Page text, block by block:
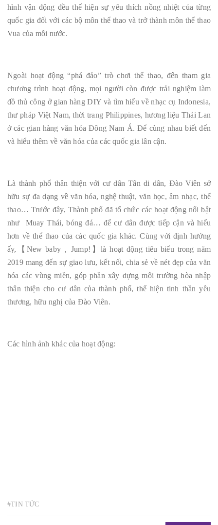
hình vận động đều thể hiện sự yêu thích nồng nhiệt của từng
quốc gia đối với các bộ môn thể thao và trở thành môn thể thao
Vua của mỗi nước.
Ngoài hoạt động “phá đảo” trò chơi thể thao, đến tham gia
chương trình hoạt động, mọi người còn được trải nghiệm làm
đồ thủ công ở gian hàng DIY và tìm hiểu về nhạc cụ Indonesia,
thư pháp Việt Nam, thời trang Philippines, hương liệu Thái Lan
ở các gian hàng văn hóa Đông Nam Á. Để cùng nhau biết đến
và hiểu thêm về văn hóa của các quốc gia lân cận.
Là thành phố thân thiện với cư dân Tân di dân, Đào Viên sở
hữu sự đa dạng về văn hóa, nghệ thuật, văn học, âm nhạc, thể
thao… Trước đây, Thành phố đã tổ chức các hoạt động nổi bật
như Muay Thái, bóng đá… để cư dân được tiếp cận và hiểu
hơn về thể thao của các quốc gia khác. Cùng với định hướng
ấy,【New baby，Jump!】là hoạt động tiêu biểu trong năm
2019 mang đến sự giao lưu, kết nối, chia sẻ về nét đẹp của văn
hóa các vùng miền, góp phần xây dựng môi trường hòa nhập
thân thiện cho cư dân của thành phố, thể hiện tinh thần yêu
thương, hữu nghị của Đào Viên.
Các hình ảnh khác của hoạt động:
#TIN TỨC